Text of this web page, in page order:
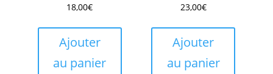
18,00€
Ajouter
au panier
23,00€
Ajouter
au panier